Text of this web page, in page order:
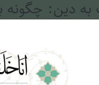
و فرات